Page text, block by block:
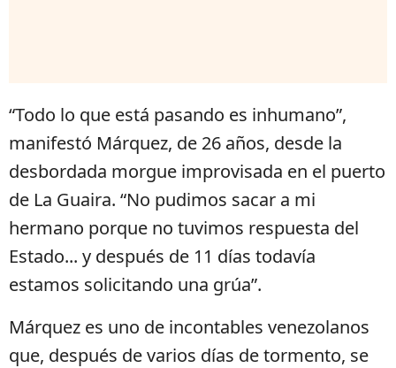
“Todo lo que está pasando es inhumano”,
manifestó Márquez, de 26 años, desde la
desbordada morgue improvisada en el puerto
de La Guaira. “No pudimos sacar a mi
hermano porque no tuvimos respuesta del
Estado... y después de 11 días todavía
estamos solicitando una grúa”.
Márquez es uno de incontables venezolanos
que, después de varios días de tormento, se